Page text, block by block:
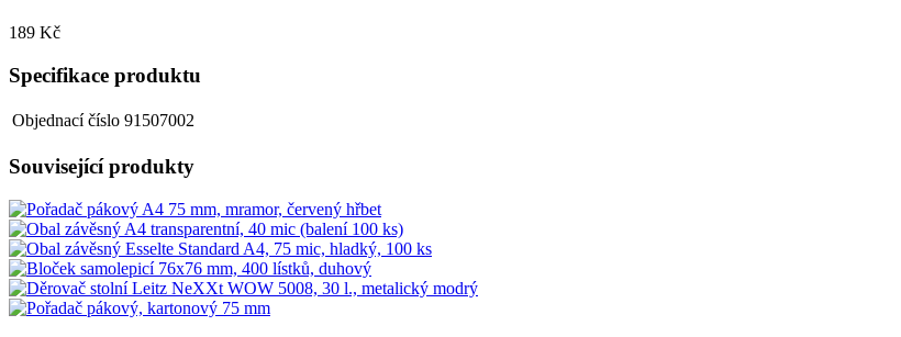
189 Kč
Specifikace produktu
Objednací číslo 91507002
Související produkty